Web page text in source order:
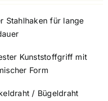
Stahlhaken für lange
Kunststoffgriff mit
Form
/ Bügeldraht